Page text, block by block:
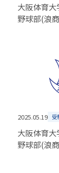
大阪体育
野球部(浪
2025.05.19 受
大阪体育
野球部(浪